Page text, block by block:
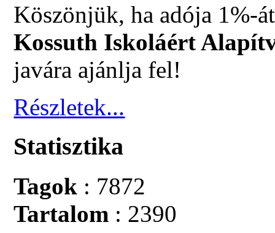
Köszönjük, ha adója 1%-
Kossuth Iskoláért
javára ajánlja fel!
Részletek...
Statisztika
Tagok : 7872
Tartalom : 2390